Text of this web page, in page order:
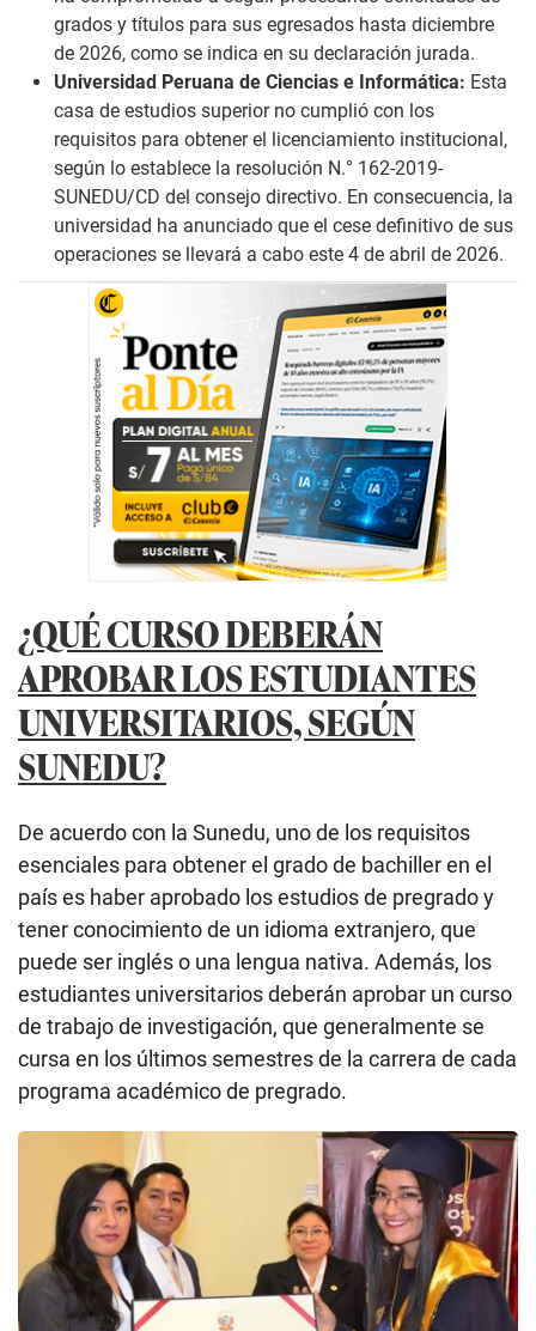
grados y títulos para sus egresados hasta diciembre
de 2026, como se indica en su declaración jurada.
Universidad Peruana de Ciencias e Informática: Esta
casa de estudios superior no cumplió con los
requisitos para obtener el licenciamiento institucional,
según lo establece la resolución N.° 162-2019-
SUNEDU/CD del consejo directivo. En consecuencia, la
universidad ha anunciado que el cese definitivo de sus
operaciones se llevará a cabo este 4 de abril de 2026.
¿QUÉ CURSO DEBERÁN
APROBAR LOS ESTUDIANTES
UNIVERSITARIOS, SEGÚN
SUNEDU?
De acuerdo con la Sunedu, uno de los requisitos
esenciales para obtener el grado de bachiller en el
país es haber aprobado los estudios de pregrado y
tener conocimiento de un idioma extranjero, que
puede ser inglés o una lengua nativa. Además, los
estudiantes universitarios deberán aprobar un curso
de trabajo de investigación, que generalmente se
cursa en los últimos semestres de la carrera de cada
programa académico de pregrado.